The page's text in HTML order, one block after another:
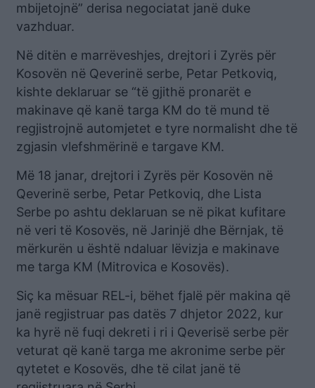
mbijetojnë” derisa negociatat janë duke
vazhduar.
Në ditën e marrëveshjes, drejtori i Zyrës për
Kosovën në Qeverinë serbe, Petar Petkoviq,
kishte deklaruar se “të gjithë pronarët e
makinave që kanë targa KM do të mund të
regjistrojnë automjetet e tyre normalisht dhe të
zgjasin vlefshmërinë e targave KM.
Më 18 janar, drejtori i Zyrës për Kosovën në
Qeverinë serbe, Petar Petkoviq, dhe Lista
Serbe po ashtu deklaruan se në pikat kufitare
në veri të Kosovës, në Jarinjë dhe Bërnjak, të
mërkurën u është ndaluar lëvizja e makinave
me targa KM (Mitrovica e Kosovës).
Siç ka mësuar REL-i, bëhet fjalë për makina që
janë regjistruar pas datës 7 dhjetor 2022, kur
ka hyrë në fuqi dekreti i ri i Qeverisë serbe për
veturat që kanë targa me akronime serbe për
qytetet e Kosovës, dhe të cilat janë të